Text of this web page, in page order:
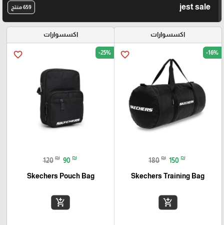
jest sale 659 منتج
اكسسوارات
favorite_border -16%
180 ₪ 150 ₪
Skechers Training Bag
add_shopping_cart
اكسسوارات
favorite_border -25%
120 ₪ 90 ₪
Skechers Pouch Bag
add_shopping_cart